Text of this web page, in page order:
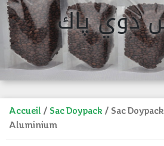
دوي پاك
Accueil / Sac Doypack / Sac
Aluminium